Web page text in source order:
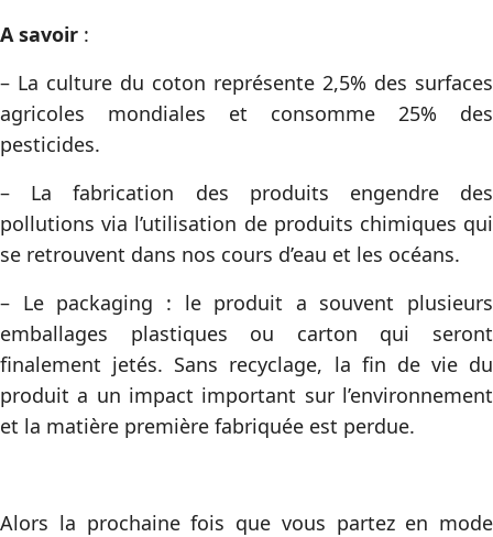
A savoir :
– La culture du coton représente 2,5% des surfaces
agricoles mondiales et consomme 25% des
pesticides.
– La fabrication des produits engendre des
pollutions via l’utilisation de produits chimiques qui
se retrouvent dans nos cours d’eau et les océans.
– Le packaging : le produit a souvent plusieurs
emballages plastiques ou carton qui seront
finalement jetés. Sans recyclage, la fin de vie du
produit a un impact important sur l’environnement
et la matière première fabriquée est perdue.
Alors la prochaine fois que vous partez en mode